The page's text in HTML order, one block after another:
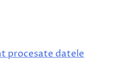
procesate datele